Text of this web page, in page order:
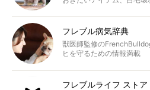
フレブル病気辞典
獣医師監修の
ヒを守るための情報満載
フレブルライフ ストア